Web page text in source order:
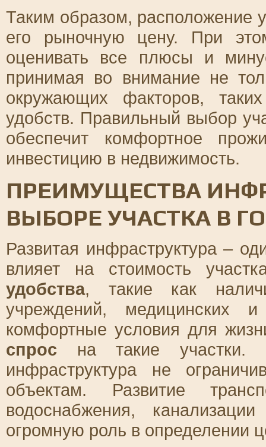
Таким образом, расположение
его рыночную цену. При
оценивать все плюсы и
принимая во внимание не
окружающих факторов,
удобств. Правильный выбор
обеспечит комфортное
инвестицию в недвижимость.
ПРЕИМУЩЕСТВА
ВЫБОРЕ УЧАСТКА В
Развитая инфраструктура –
влияет на стоимость
удобства, такие как
учреждений, медицинских
комфортные условия для
спрос на такие участки.
инфраструктура не
объектам. Развитие
водоснабжения,
огромную роль в определении